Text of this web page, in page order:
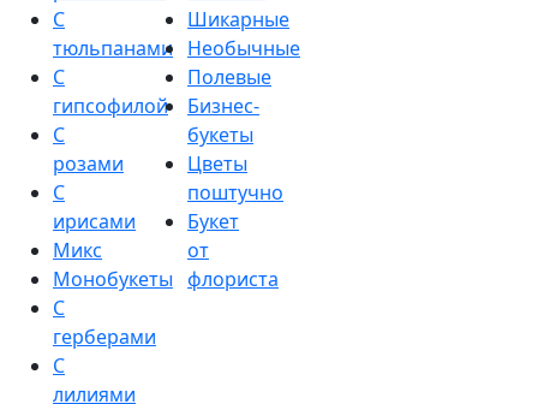
С
тюльпанами
С
гипсофилой
С
розами
С
ирисами
Микс
Монобукеты
С
герберами
С
лилиями
Шикарные
Необычные
Полевые
Бизнес-
букеты
Цветы
поштучно
Букет
от
флориста